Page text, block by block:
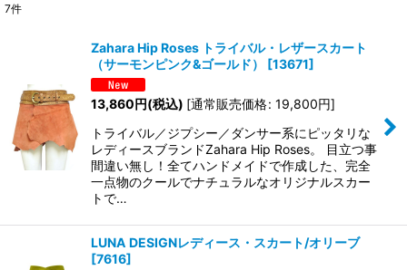
並び順:
絞り込む
7件
Zahara Hip Roses トライバル・レザースカート
（サーモンピンク&ゴールド）
[13671]
13,860円(税込) [通常販売価格: 19,800円]
トライバル／ジプシー／ダンサー系にピッタリな
レディースブランドZahara Hip Roses。 目立つ事
間違い無し！全てハンドメイドで作成した、完全
一点物のクールでナチュラルなオリジナルスカー
トで…
LUNA DESIGNレディース・スカート/オリーブ
[7616]